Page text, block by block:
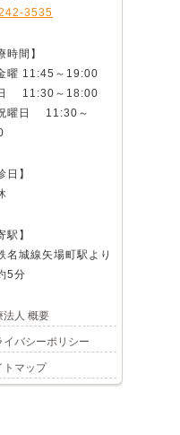
3535
時間】
曜 11:45～19:00
11:30～18:00
曜日 11:30～
日】
駅】
名城線矢場町駅より
5分
法人 概要
イバシーポリシー
トマップ